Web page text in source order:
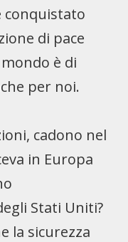
conquistato
di pace
è di
per noi.
cadono nel
in Europa
Stati Uniti?
la sicurezza